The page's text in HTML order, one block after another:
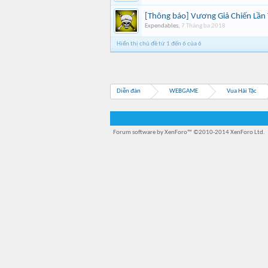
[Thông báo] Vương Giả Chiến Lần
Expendables, 7 Tháng ba 2018
Hiển thị chủ đề từ 1 đến 6 của 6
Diễn đàn WEBGAME Vua Hải Tặc
Forum software by XenForo™ ©2010-2014 XenForo Ltd.